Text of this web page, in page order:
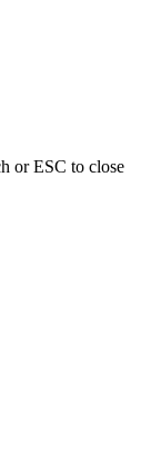
or ESC to close